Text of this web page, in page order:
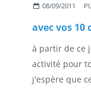
08/09/2011
avec vos 10
à partir de ce
activité pour
j'espère que